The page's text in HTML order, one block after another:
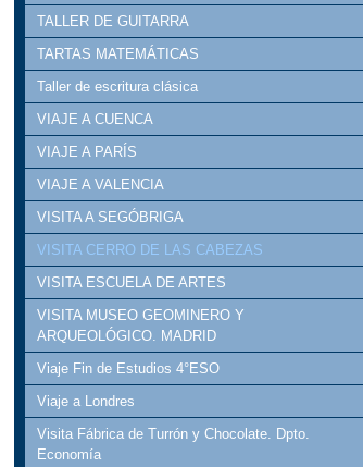
TALLER DE GUITARRA
TARTAS MATEMÁTICAS
Taller de escritura clásica
VIAJE A CUENCA
VIAJE A PARÍS
VIAJE A VALENCIA
VISITA A SEGÓBRIGA
VISITA CERRO DE LAS CABEZAS
VISITA ESCUELA DE ARTES
VISITA MUSEO GEOMINERO Y
ARQUEOLÓGICO. MADRID
Viaje Fin de Estudios 4°ESO
Viaje a Londres
Visita Fábrica de Turrón y Chocolate. Dpto.
Economía